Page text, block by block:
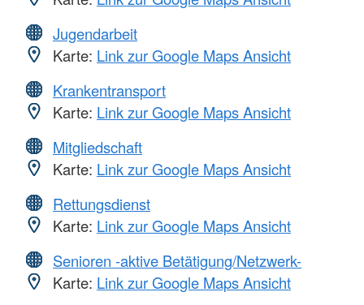
Jugendarbeit
Karte: Link zur Google Maps Ansicht
Krankentransport
Karte: Link zur Google Maps Ansicht
Mitgliedschaft
Karte: Link zur Google Maps Ansicht
Rettungsdienst
Karte: Link zur Google Maps Ansicht
Senioren -aktive Betätigung/Netzwerk-
Karte: Link zur Google Maps Ansicht